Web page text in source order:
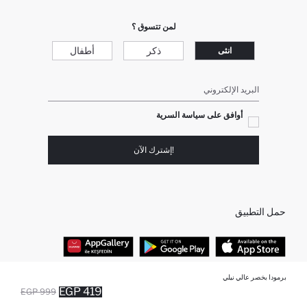
برمودا بخصر عالي نيلي
999 EGP 419 EGP
لمن تتسوق ؟
انثى ذكر أطفال
البريد الإلكتروني
أوافق على سياسة السرية
!إشترك الآن
حمل التطبيق